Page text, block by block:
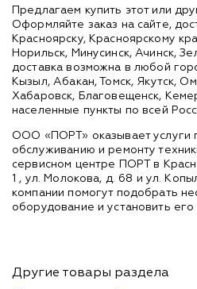
Предлагаем купить этот или
Оформляйте заказ на сайте,
Красноярску, Красноярскому
Норильск, Минусинск, Ачинск,
доставка возможна в любой
Кызыл, Абакан, Томск, Якутск,
Хабаровск, Благовещенск,
населенные пункты по всей
ООО «ПОРТ» оказывает услуги
обслуживанию и ремонту
сервисном центре ПОРТ в
1 , ул. Молокова, д. 68 и ул.
компании помогут подобрать
оборудование и установить
Другие товары раздела